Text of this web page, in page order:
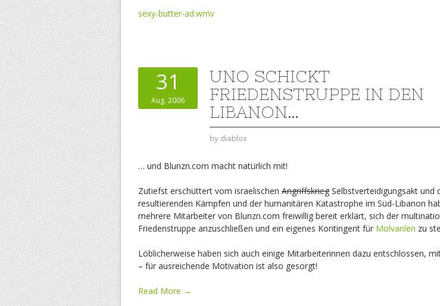
sexy-butter-ad.wmv
31
Aug. 2006
UNO SCHICKT
FRIEDENSTRUPPE IN DEN
LIBANON…
by diablox
… und Blunzn.com macht natürlich mit!
Zutiefst erschüttert vom israelischen Angriffskrieg Selbstverteidigungsakt und
resultierenden Kämpfen und der humanitären Katastrophe im Süd-Libanon
mehrere Mitarbeiter von Blunzn.com freiwillig bereit erklärt, sich der
Friedenstruppe anzuschließen und ein eigenes Kontingent für Molvanîen zu
Löblicherweise haben sich auch einige Mitarbeiterinnen dazu entschlossen,
– für ausreichende Motivation ist also gesorgt!
Read More →